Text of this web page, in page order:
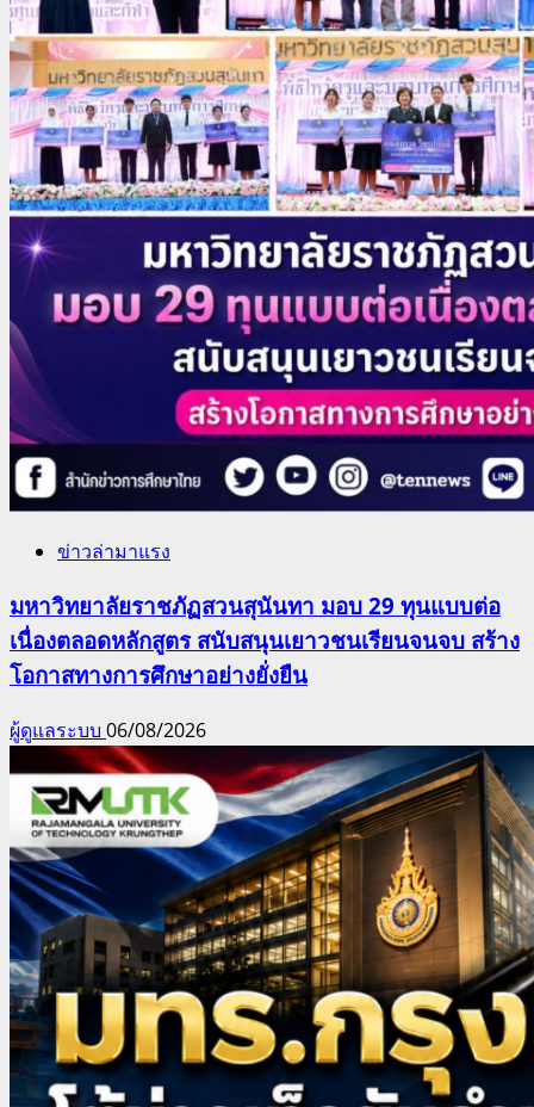
ข่าวล่ามาแรง
มหาวิทยาลัยราชภัฏสวนสุนันทา มอบ 29 ทุนแบบต่อ
เนื่องตลอดหลักสูตร สนับสนุนเยาวชนเรียนจนจบ สร้าง
โอกาสทางการศึกษาอย่างยั่งยืน
ผู้ดูแลระบบ 06/08/2026